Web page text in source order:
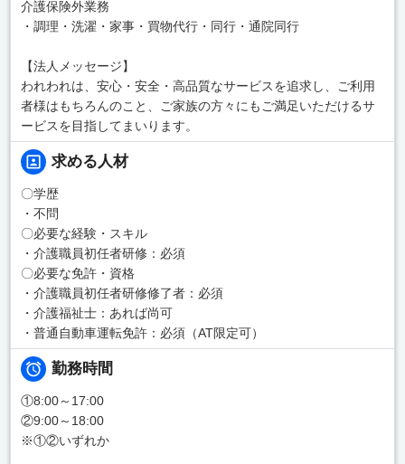
介護保険外業務
・調理・洗濯・家事・買物代行・同行・通院同行
【法人メッセージ】
われわれは、安心・安全・高品質なサービスを追求し、ご利用
者様はもちろんのこと、ご家族の方々にもご満足いただけるサ
ービスを目指してまいります。
求める人材
〇学歴
・不問
〇必要な経験・スキル
・介護職員初任者研修：必須
〇必要な免許・資格
・介護職員初任者研修修了者：必須
・介護福祉士：あれば尚可
・普通自動車運転免許：必須（AT限定可）
勤務時間
①8:00～17:00
②9:00～18:00
※①②いずれか